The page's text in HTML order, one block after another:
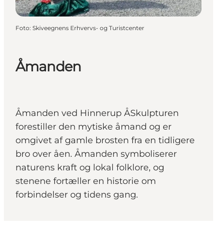
Åmanden
Åmanden ved Hinnerup ÅSkulpturen
forestiller den mytiske åmand og er
omgivet af gamle brosten fra en tidligere
bro over åen. Åmanden symboliserer
naturens kraft og lokal folklore, og
stenene fortæller en historie om
forbindelser og tidens gang.
Foto: Skiveegnens Erhvervs- og Turistcenter